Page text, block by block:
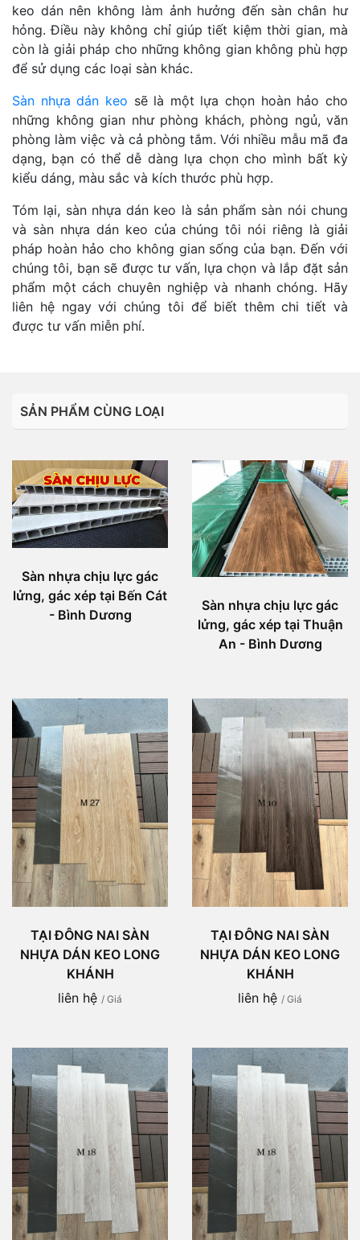
keo dán nên không làm ảnh hưởng đến sàn chân hư
hỏng. Điều này không chỉ giúp tiết kiệm thời gian, mà
còn là giải pháp cho những không gian không phù hợp
để sử dụng các loại sàn khác.
Sàn nhựa dán keo sẽ là một lựa chọn hoàn hảo cho
những không gian như phòng khách, phòng ngủ, văn
phòng làm việc và cả phòng tắm. Với nhiều mẫu mã đa
dạng, bạn có thể dễ dàng lựa chọn cho mình bất kỳ
kiểu dáng, màu sắc và kích thước phù hợp.
Tóm lại, sàn nhựa dán keo là sản phẩm sàn nói chung
và sàn nhựa dán keo của chúng tôi nói riêng là giải
pháp hoàn hảo cho không gian sống của bạn. Đến với
chúng tôi, bạn sẽ được tư vấn, lựa chọn và lắp đặt sản
phẩm một cách chuyên nghiệp và nhanh chóng. Hãy
liên hệ ngay với chúng tôi để biết thêm chi tiết và
được tư vấn miễn phí.
SẢN PHẨM CÙNG LOẠI
Sàn nhựa chịu lực gác
lửng, gác xép tại Bến Cát
- Bình Dương
Sàn nhựa chịu lực gác
lửng, gác xép tại Thuận
An - Bình Dương
TẠI ĐÔNG NAI SÀN
NHỰA DÁN KEO LONG
KHÁNH
liên hệ / Giá
TẠI ĐÔNG NAI SÀN
NHỰA DÁN KEO LONG
KHÁNH
liên hệ / Giá